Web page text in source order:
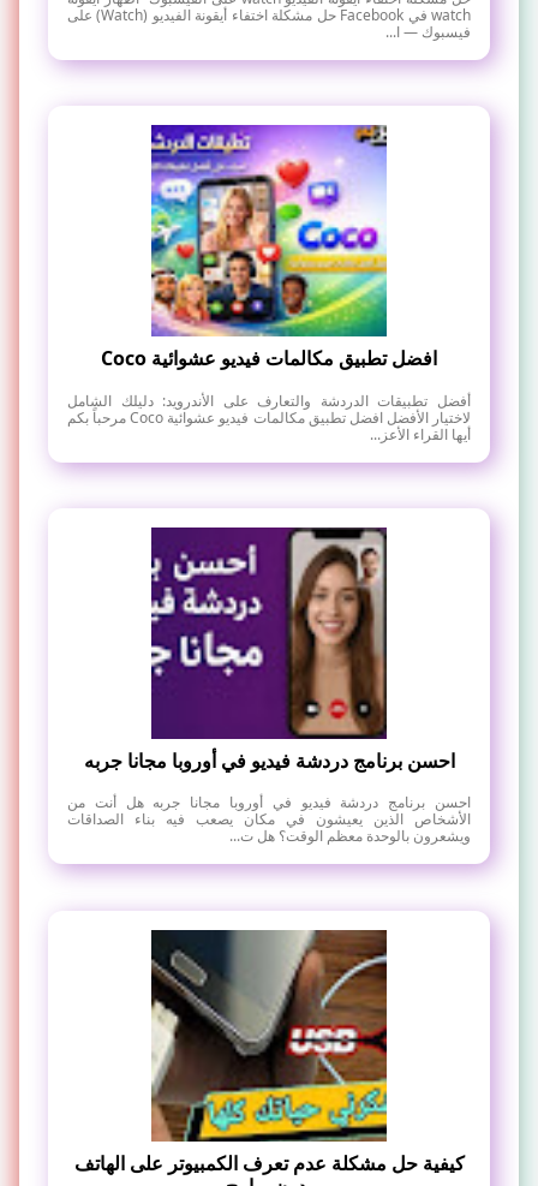
watch في Facebook حل مشكلة اختفاء أيقونة الفيديو (Watch) على
فيسبوك — ا...
افضل تطبيق مكالمات فيديو عشوائية Coco
أفضل تطبيقات الدردشة والتعارف على الأندرويد: دليلك الشامل
لاختيار الأفضل افضل تطبيق مكالمات فيديو عشوائية Coco مرحباً بكم
أيها القراء الأعز...
احسن برنامج دردشة فيديو في أوروبا مجانا جربه
احسن برنامج دردشة فيديو في أوروبا مجانا جربه هل أنت من
الأشخاص الذين يعيشون في مكان يصعب فيه بناء الصداقات
ويشعرون بالوحدة معظم الوقت؟ هل ت...
كيفية حل مشكلة عدم تعرف الكمبيوتر على الهاتف